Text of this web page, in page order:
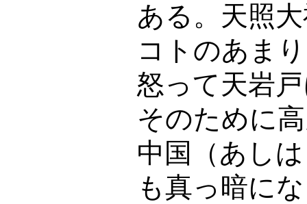
ある。天照
コトのあま
怒って天岩
そのために
中国（あし
も真っ暗に